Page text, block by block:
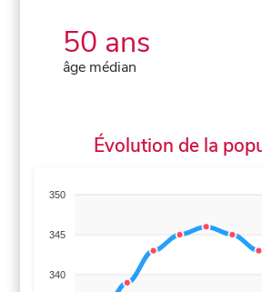
50 ans
âge médian
Évolution de la
350
345
340